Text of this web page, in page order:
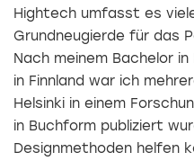
Hightech umfasst es
Grundneugierde für das
Nach meinem Bachelor
in Finnland war ich
Helsinki in einem
in Buchform publiziert
Designmethoden helfen